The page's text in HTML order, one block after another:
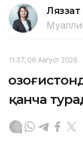
11:37, 06 Август 2026
қанча